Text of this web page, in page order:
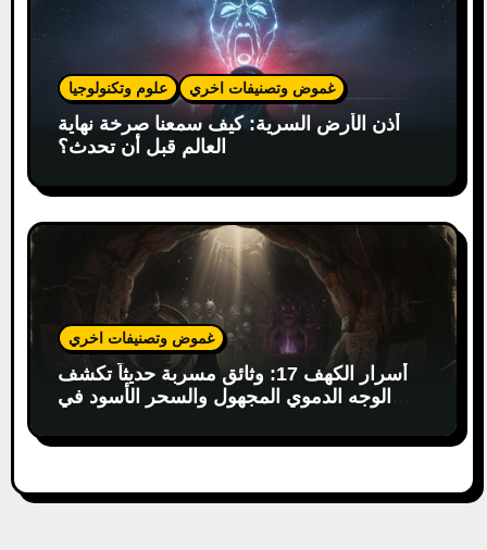
علوم وتكنولوجيا غموض وتصنيفات اخري
أذن الأرض السرية: كيف سمعنا صرخة نهاية
العالم قبل أن تحدث؟
غموض وتصنيفات اخري
أسرار الكهف 17: وثائق مسربة حديثاً تكشف
الوجه الدموي المجهول والسحر الأسود في